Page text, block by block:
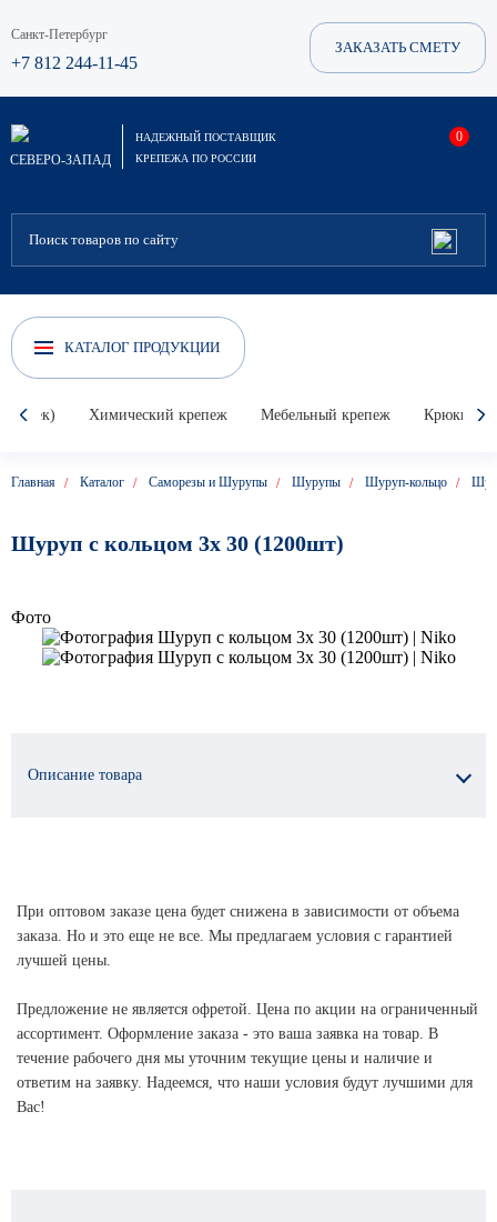
Санкт-Петербург
+7 812 244-11-45
ЗАКАЗАТЬ СМЕТУ
СЕВЕРО-ЗАПАД
НАДЕЖНЫЙ ПОСТАВЩИК
КРЕПЕЖА ПО РОССИИ
0
КАТАЛОГ ПРОДУКЦИИ
Химический крепеж Мебельный крепеж Крюки,
Главная Каталог Саморезы и Шурупы Шурупы Шуруп-кольцо
Шуруп с кольцом 3х 30 (1200шт)
Фото
Описание товара
При оптовом заказе цена будет снижена в зависимости от объема
заказа. Но и это еще не все. Мы предлагаем условия с гарантией
лучшей цены.
Предложение не является офретой. Цена по акции на ограниченный
ассортимент. Оформление заказа - это ваша заявка на товар. В
течение рабочего дня мы уточним текущие цены и наличие и
ответим на заявку. Надеемся, что наши условия будут лучшими для
Вас!